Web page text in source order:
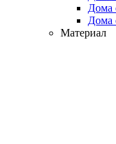
Дома
Дома
Материал